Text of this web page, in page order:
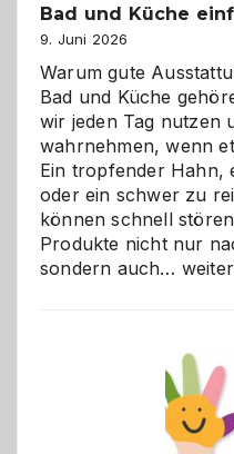
Bad und Küche
9. Juni 2026
Warum gute
Bad und Küche
wir jeden Tag nutzen
wahrnehmen, wenn
Ein tropfender Hahn,
oder ein schwer zu
können schnell
Produkte nicht nur
sondern auch… Bad
besser